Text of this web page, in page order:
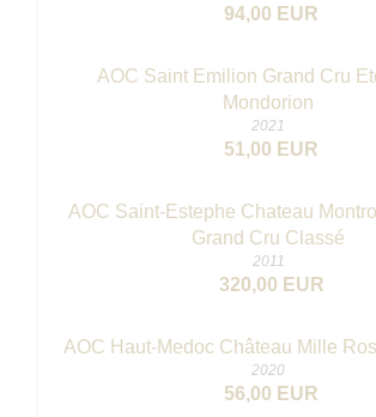
94,00 EUR
AOC Saint Emilion Grand Cru
Mondorion
2021
51,00 EUR
AOC Saint-Estephe Chateau
Grand Cru Classé
2011
320,00 EUR
AOC Haut-Medoc Château Mille
2020
56,00 EUR